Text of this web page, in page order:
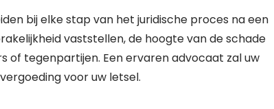
bij elke stap van het juridische proces na een
vaststellen, de hoogte van de schade
of tegenpartijen. Een ervaren advocaat zal uw
voor uw letsel.